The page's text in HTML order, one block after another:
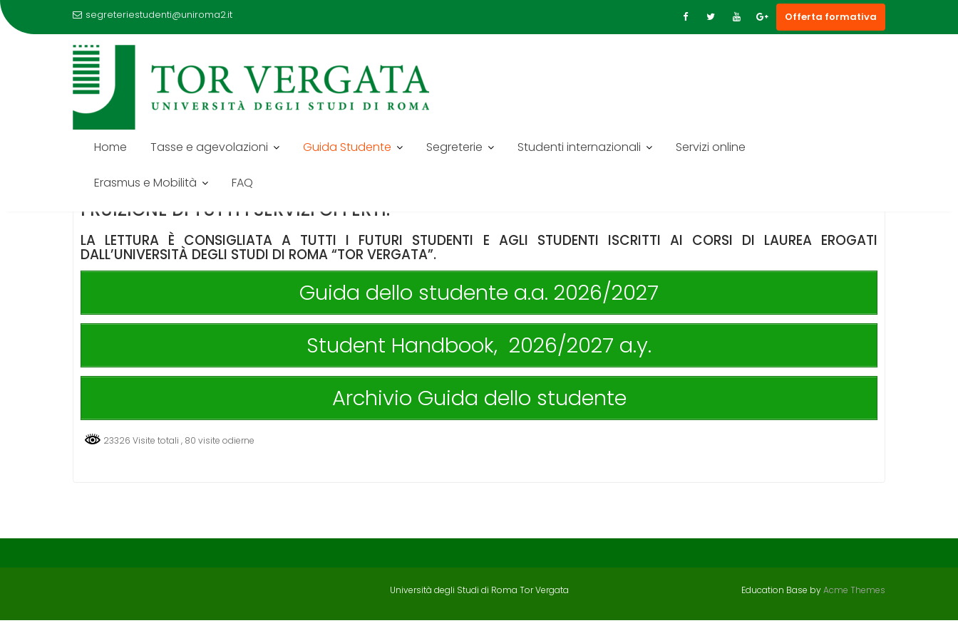
segreteriestudenti@uniroma2.it Offerta formativa
Home Tasse e agevolazioni Guida Studente Segreterie Studenti internazionali Servizi online
Erasmus e Mobilità FAQ
GUIDA DELLO STUDENTE
LA GUIDA DELLO STUDENTE È IL DOCUMENTO IN CUI VENGONO DESCRITTE TUTTE LE
PROCEDURE AMMINISTRATIVE DI IMMATRICOLAZIONE / ISCRIZIONE AI CORSI DI STUDIO, LA
CONTRIBUZIONE STUDENTESCA E LE AGEVOLAZIONI PREVISTE, NONCHÈ LE MODALITÀ DI
FRUIZIONE DI TUTTI I SERVIZI OFFERTI.
LA LETTURA È CONSIGLIATA A TUTTI I FUTURI STUDENTI E AGLI STUDENTI ISCRITTI AI CORSI DI LAUREA EROGATI
DALL’UNIVERSITÀ DEGLI STUDI DI ROMA “TOR VERGATA”.
Guida dello studente a.a. 2026/2027
Student Handbook, 2026/2027 a.y.
Archivio Guida dello studente
23326 Visite totali , 80 visite odierne
Università degli Studi di Roma Tor Vergata Education Base byAcme Themes